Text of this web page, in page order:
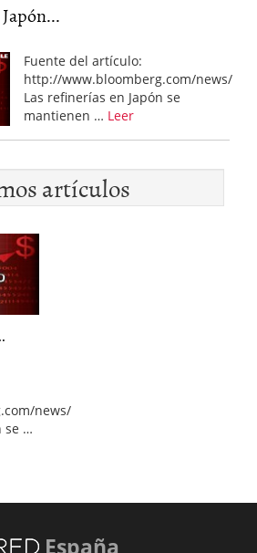
Fuente del artículo:
http://www.bloomberg.com/news/
Las refinerías en Japón se
mantienen … Leer
artículos
news/
se …
España